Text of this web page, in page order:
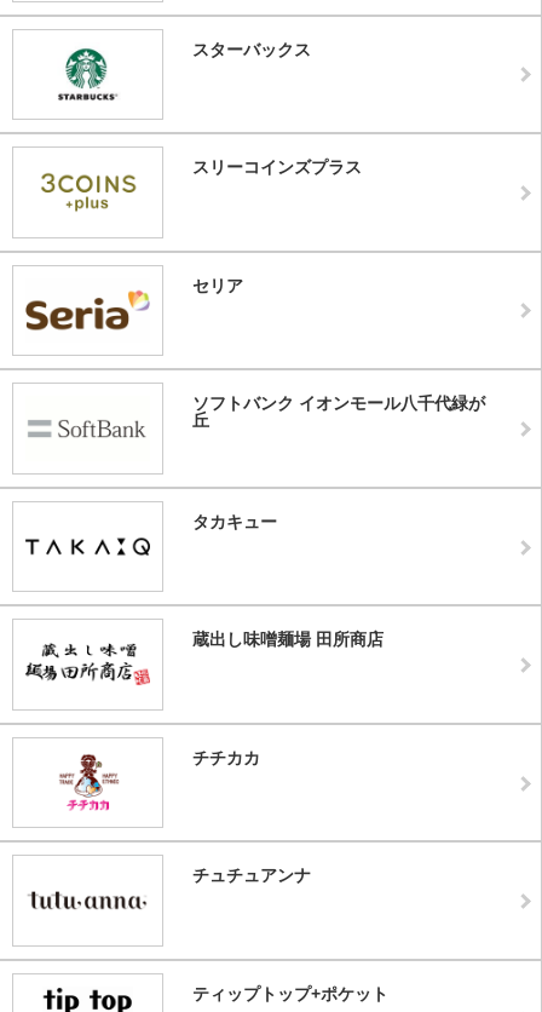
スターバックス
スリーコインズプラス
セリア
ソフトバンク イオンモール八千代緑が
丘
タカキュー
蔵出し味噌麺場 田所商店
チチカカ
チュチュアンナ
ティップトップ+ポケット